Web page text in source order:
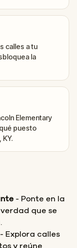
calles a tu
la
Elementary
puesto
- Ponte en la
que se
Explora calles
y reúne